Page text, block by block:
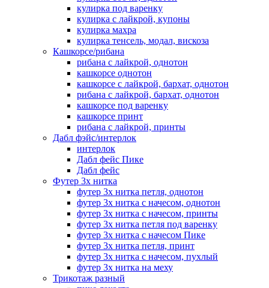
кулирка под варенку
кулирка с лайкрой, купоны
кулирка махра
кулирка тенсель, модал, вискоза
Кашкорсе/рибана
рибана с лайкрой, однотон
кашкорсе однотон
кашкорсе с лайкрой, бархат, однотон
рибана с лайкрой, бархат, однотон
кашкорсе под варенку
кашкорсе принт
рибана с лайкрой, принты
Дабл фэйс/интерлок
интерлок
Дабл фейс Пике
Дабл фейс
Футер 3х нитка
футер 3х нитка петля, однотон
футер 3х нитка с начесом, однотон
футер 3х нитка с начесом, принты
футер 3х нитка петля под варенку
футер 3х нитка с начесом Пике
футер 3х нитка петля, принт
футер 3х нитка с начесом, пухлый
футер 3х нитка на меху
Трикотаж разный